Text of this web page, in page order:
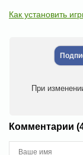
Как установить
При
Комментарии